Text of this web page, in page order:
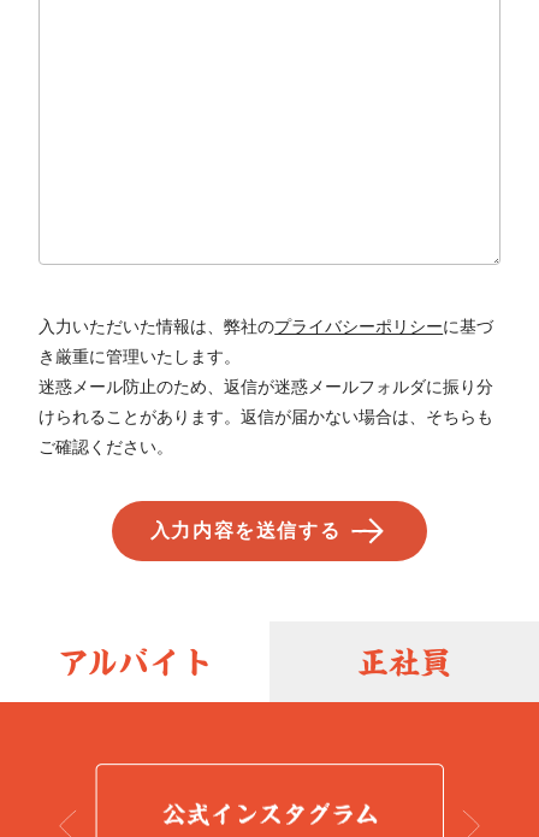
入力いただいた情報は、弊社のプライバシーポリシーに基づ
き厳重に管理いたします。
迷惑メール防止のため、返信が迷惑メールフォルダに振り分
けられることがあります。返信が届かない場合は、そちらも
ご確認ください。
アルバイト 正社員